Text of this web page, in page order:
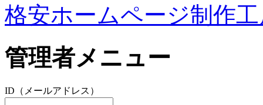
格安ホームページ制作
管理者メニュー
ID（メールアドレス）